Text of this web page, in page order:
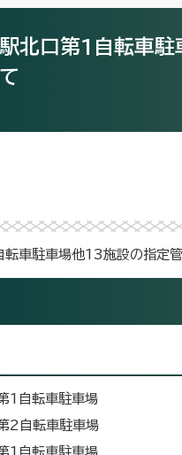
北口第1自転車
車駐車場他13施設の指定管
1自転車駐車場
2自転車駐車場
1自転車駐車場